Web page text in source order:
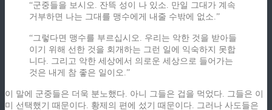
“군중들을 보시오. 잔뜩 성이 나 있소. 만일 그대가 계속
거부하면 나는 그대를 맹수에게 내줄 수밖에 없소.”
“그렇다면 맹수를 부르십시오. 우리는 악한 것을 받아들
이기 위해 선한 것을 회개하는 그런 일에 익숙하지 못합
니다. 그리고 악한 세상에서 의로운 세상으로 들어가는
것은 내게 참 좋은 일이오.”
이 말에 군중들은 더욱 분노했다. 아니 그들은 겁을 먹었다. 그들은 이
미 선택했기 때문이다. 황제의 편에 섰기 때문이다. 그러나 사도들은